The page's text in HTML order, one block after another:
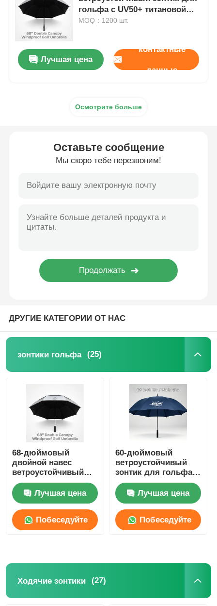
Ходячие зонтики
Компактные зонты
Автоматические открытые зонтики
Обратные зонтики
Детские зонтики
гольфа с UV50+ титановой
серебряной тканью и
MOQ：1200 шт.
Лучшая цена
контактные
данные
Осмотрите больше
Оставьте сообщение
Мы скоро тебе перезвоним!
ДРУГИЕ КАТЕГОРИИ ОТ НАС
зонтики гольфа (25)
68-дюймовый
двойной навес
ветроустойчивый
зонтик для гольфа с
UV50+ титановой
серебряной тканью
и сопротивлением
ветру 100 км / ч
Лучшая цена
Побеседуйте
60-дюймовый
ветроустойчивый
зонтик для гольфа с
пользовательским
логотипом для
корпоративного и
рекламного
использования
Лучшая цена
Побеседуйте
Ходячие зонтики (27)